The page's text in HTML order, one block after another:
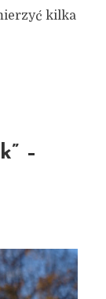
kilka
–